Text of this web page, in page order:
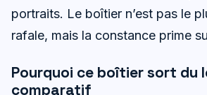
portraits. Le boîtier n’est pas le
rafale, mais la constance prime
Pourquoi ce boîtier sort du
comparatif